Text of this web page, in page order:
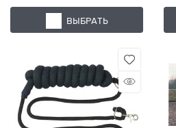
ВЫБРАТЬ